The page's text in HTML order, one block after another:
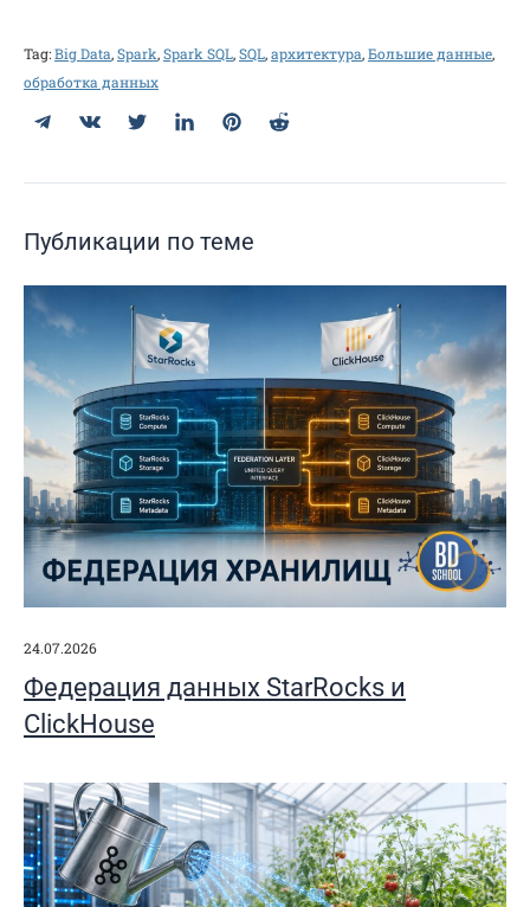
Tag:Big Data,Spark,Spark SQL,SQL,архитектура,Большие данные,
обработка данных
ВКонтакте
Twitter LinkedInPinterest
Публикации по теме
24.07.2026
Федерация данных StarRocks и
ClickHouse